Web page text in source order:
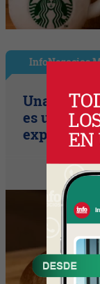
InfoNegocios
Una
es una
expansión